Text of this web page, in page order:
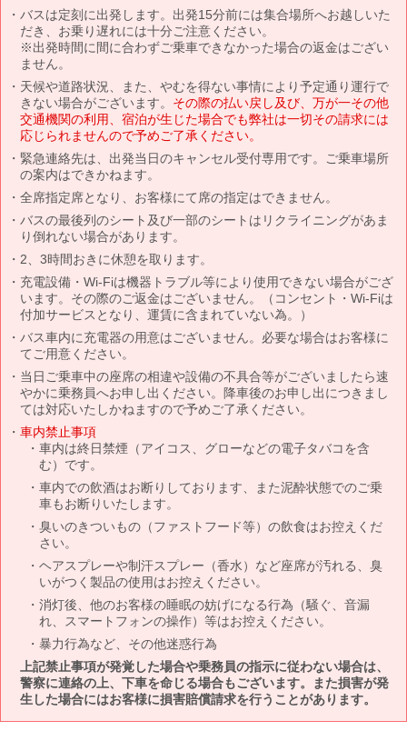
バスは定刻に出発します。出発15分前には集合場所へお越しいた
だき、お乗り遅れには十分ご注意ください。
※出発時間に間に合わずご乗車できなかった場合の返金はござい
ません。
天候や道路状況、また、やむを得ない事情により予定通り運行で
きない場合がございます。 その際の払い戻し及び、万が一その他
交通機関の利用、宿泊が生じた場合でも弊社は一切その請求には
応じられませんので予めご了承ください。
緊急連絡先は、出発当日のキャンセル受付専用です。ご乗車場所
の案内はできかねます。
全席指定席となり、お客様にて席の指定はできません。
バスの最後列のシート及び一部のシートはリクライニングがあま
り倒れない場合があります。
2、3時間おきに休憩を取ります。
充電設備・Wi-Fiは機器トラブル等により使用できない場合がござ
います。その際のご返金はございません。（コンセント・Wi-Fiは
付加サービスとなり、運賃に含まれていない為。）
バス車内に充電器の用意はございません。必要な場合はお客様に
てご用意ください。
当日ご乗車中の座席の相違や設備の不具合等がございましたら速
やかに乗務員へお申し出ください。降車後のお申し出につきまし
ては対応いたしかねますので予めご了承ください。
車内禁止事項
車内は終日禁煙（アイコス、グローなどの電子タバコを含
む）です。
車内での飲酒はお断りしております、また泥酔状態でのご乗
車もお断りいたします。
臭いのきついもの（ファストフード等）の飲食はお控えくだ
さい。
ヘアスプレーや制汗スプレー（香水）など座席が汚れる、臭
いがつく製品の使用はお控えください。
消灯後、他のお客様の睡眠の妨げになる行為（騒ぐ、音漏
れ、スマートフォンの操作）等はお控えください。
暴力行為など、その他迷惑行為
上記禁止事項が発覚した場合や乗務員の指示に従わない場合は、
警察に連絡の上、下車を命じる場合もございます。また損害が発
生した場合にはお客様に損害賠償請求を行うことがあります。